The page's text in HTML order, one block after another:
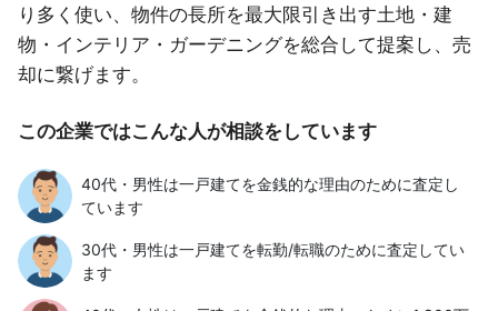
り多く使い、物件の長所を最大限引き出す土地・建
物・インテリア・ガーデニングを総合して提案し、売
却に繋げます。
この企業ではこんな人が相談をしています
40代・男性は一戸建てを金銭的な理由のために査定し
ています
30代・男性は一戸建てを転勤/転職のために査定してい
ます